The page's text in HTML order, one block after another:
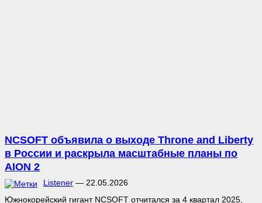
NCSOFT объявила о выходе Throne and Liberty
в России и раскрыла масштабные планы по
AION 2
Listener — 22.05.2026
Южнокорейский гигант NCSOFT отчитался за 4 квартал 2025,